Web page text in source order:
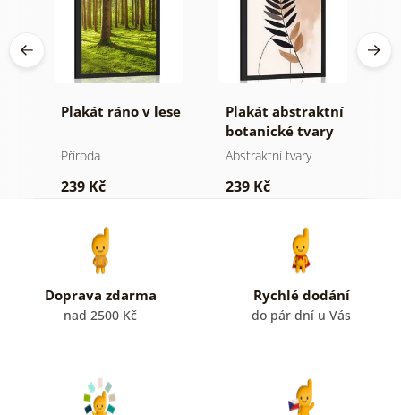
Plakát ráno v lese
Příroda
239 Kč
Plakát abstraktní
botanické tvary
kapradina
Abstraktní tvary
239 Kč
Doprava zdarma
nad 2500 Kč
Rychlé dodání
do pár dní u Vás